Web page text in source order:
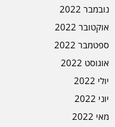
נובמבר 2022
אוקטובר 2022
ספטמבר 2022
אוגוסט 2022
יולי 2022
יוני 2022
מאי 2022